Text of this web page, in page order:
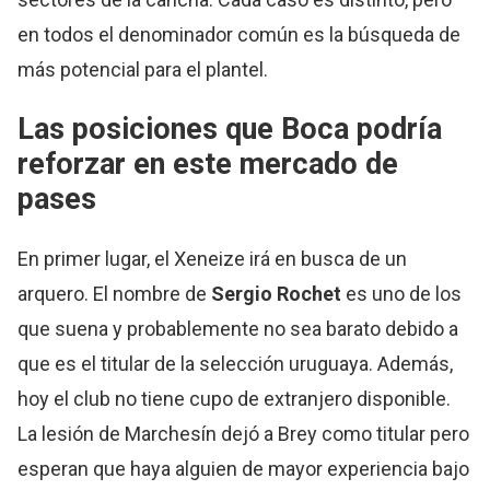
en todos el denominador común es la búsqueda de
más potencial para el plantel.
Las posiciones que Boca podría
reforzar en este mercado de
pases
En primer lugar, el Xeneize irá en busca de un
arquero. El nombre de Sergio Rochet es uno de los
que suena y probablemente no sea barato debido a
que es el titular de la selección uruguaya. Además,
hoy el club no tiene cupo de extranjero disponible.
La lesión de Marchesín dejó a Brey como titular pero
esperan que haya alguien de mayor experiencia bajo